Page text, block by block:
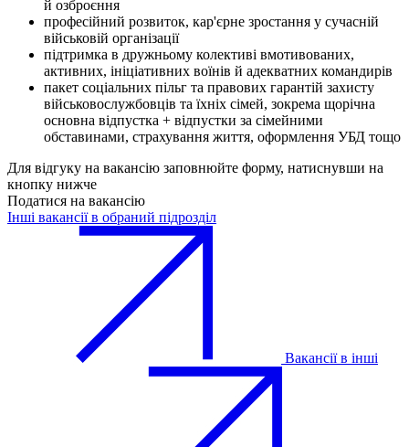
й озброєння
професійний розвиток, кар'єрне зростання у сучасній
військовій організації
підтримка в дружньому колективі вмотивованих,
активних, ініціативних воїнів й адекватних командирів
пакет соціальних пільг та правових гарантій захисту
військовослужбовців та їхніх сімей, зокрема щорічна
основна відпустка + відпустки за сімейними
обставинами, страхування життя, оформлення УБД тощо
Для відгуку на вакансію заповнюйте форму, натиснувши на
кнопку нижче
Податися на вакансію
Інші вакансії в обраний підрозділ
Вакансії в інші